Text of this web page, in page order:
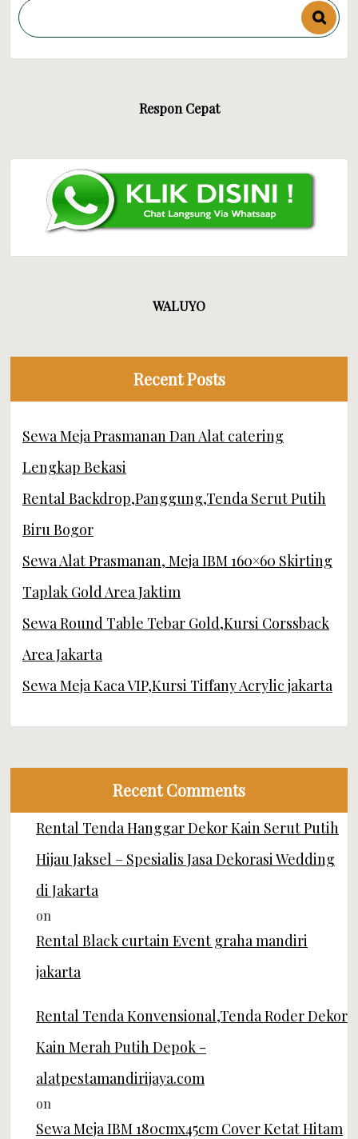
Respon Cepat
WALUYO
Recent Posts
Sewa Meja Prasmanan Dan Alat catering
Lengkap Bekasi
Rental Backdrop,Panggung,Tenda Serut Putih
Biru Bogor
Sewa Alat Prasmanan, Meja IBM 160×60 Skirting
Taplak Gold Area Jaktim
Sewa Round Table Tebar Gold,Kursi Corssback
Area Jakarta
Sewa Meja Kaca VIP,Kursi Tiffany Acrylic jakarta
Recent Comments
Rental Tenda Hanggar Dekor Kain Serut Putih
Hijau Jaksel – Spesialis Jasa Dekorasi Wedding
di Jakarta
on
Rental Black curtain Event graha mandiri
jakarta
Rental Tenda Konvensional,Tenda Roder Dekor
Kain Merah Putih Depok -
alatpestamandirijaya.com
on
Sewa Meja IBM 180cmx45cm Cover Ketat Hitam